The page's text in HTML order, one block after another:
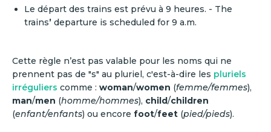
Le départ des trains est prévu à 9 heures. - The
trains’ departure is scheduled for 9 a.m.
Cette règle n’est pas valable pour les noms qui ne
prennent pas de "s" au pluriel, c'est-à-dire les pluriels
irréguliers comme : woman/women (femme/femmes),
man/men (homme/hommes), child/children
(enfant/enfants) ou encore foot/feet (pied/pieds).